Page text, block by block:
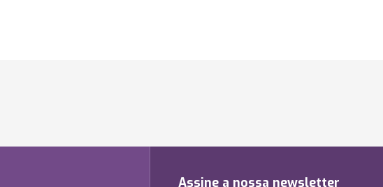
Assine a nossa newsletter